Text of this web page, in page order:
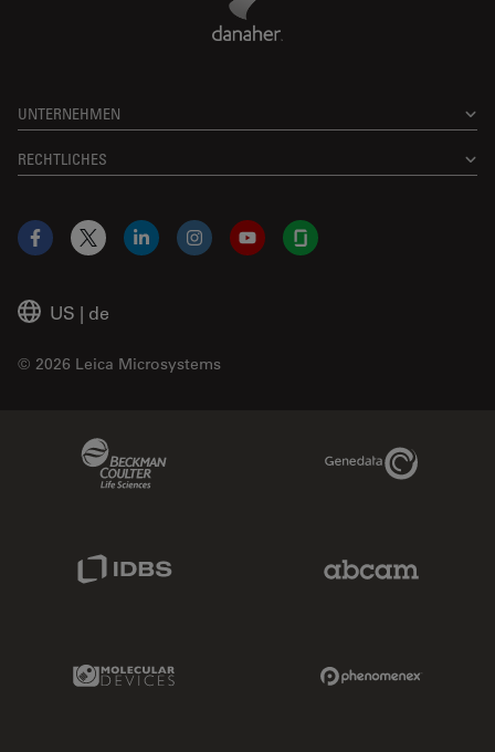
UNTERNEHMEN
RECHTLICHES
US | de
© 2026 Leica Microsystems
Facebook
X LinkedInInstagramYouTubeGlassdoor
Genedata Link
Molecular Devices Link